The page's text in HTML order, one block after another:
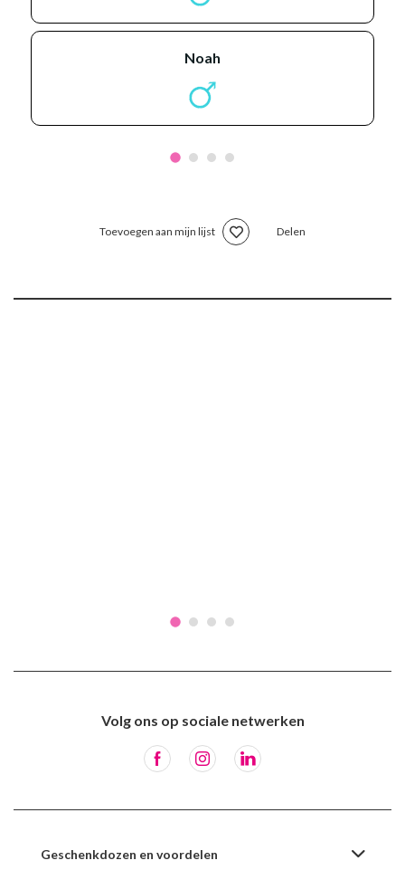
noah
Toevoegen aan mijn lijst Delen
Volg ons op sociale netwerken
Geschenkdozen en voordelen